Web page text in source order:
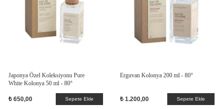
Japonya Özel Koleksiyonu Pure
White Kolonya 50 ml - 80°
₺ 650,00 Sepete Ekle
Erguvan Kolonya 200 ml - 80°
₺ 1.200,00 Sepete Ekle